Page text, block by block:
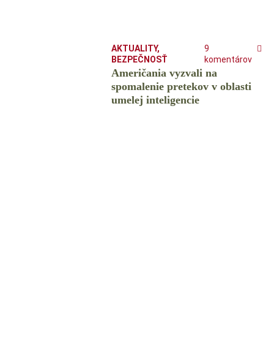
AKTUALITY,
BEZPEČNOSŤ
9
komentárov
Američania vyzvali na
spomalenie pretekov v oblasti
umelej inteligencie